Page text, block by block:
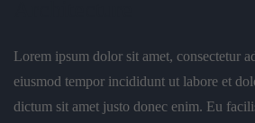
Lorem ipsum dolor sit amet, consectetur
eiusmod tempor incididunt ut labore et
dictum sit amet justo donec enim. Eu